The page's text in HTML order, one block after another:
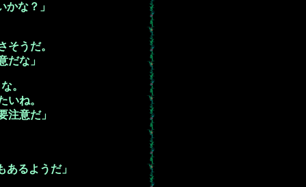
な？」
うだ。
な」
。
ね。
意だ」
るようだ」